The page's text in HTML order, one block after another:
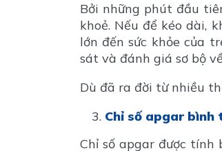
Bởi những phút đầu
khoẻ. Nếu để kéo dài,
lớn đến sức khỏe của
sát và đánh giá sơ bộ
Dù đã ra đời từ nhiều
Chỉ số apgar bình
Chỉ số apgar được tính